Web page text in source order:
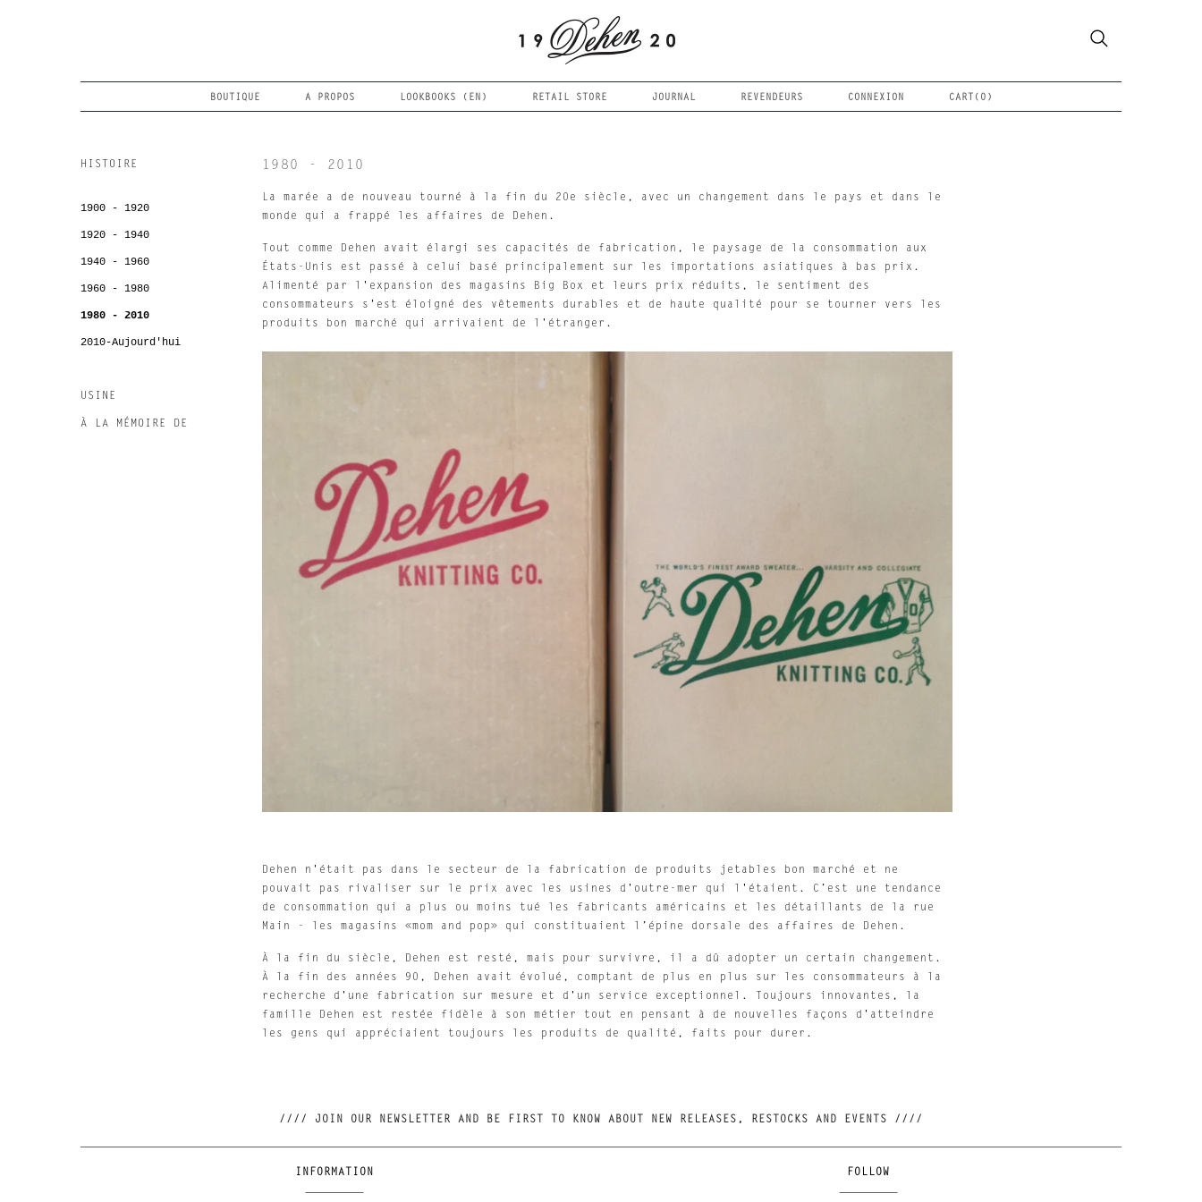
BOUTIQUE A PROPOS LOOKBOOKS (EN) RETAIL STORE JOURNAL REVENDEURS CONNEXION CART( 0 )
Rechercher
dans
HISTOIRE
1900 - 1920
1920 - 1940
1940 - 1960
1960 - 1980
1980 - 2010
2010-Aujourd'hui
USINE
À LA MÉMOIRE DE
1980 - 2010
La marée a de nouveau tourné à la fin du 20e siècle, avec un changement dans le pays et dans le
monde qui a frappé les affaires de Dehen.
Tout comme Dehen avait élargi ses capacités de fabrication, le paysage de la consommation aux
États-Unis est passé à celui basé principalement sur les importations asiatiques à bas prix.
Alimenté par l'expansion des magasins Big Box et leurs prix réduits, le sentiment des
consommateurs s'est éloigné des vêtements durables et de haute qualité pour se tourner vers les
produits bon marché qui arrivaient de l'étranger.
Dehen n'était pas dans le secteur de la fabrication de produits jetables bon marché et ne
pouvait pas rivaliser sur le prix avec les usines d'outre-mer qui l'étaient. C’est une tendance
de consommation qui a plus ou moins tué les fabricants américains et les détaillants de la rue
Main - les magasins «mom and pop» qui constituaient l’épine dorsale des affaires de Dehen.
À la fin du siècle, Dehen est resté, mais pour survivre, il a dû adopter un certain changement.
À la fin des années 90, Dehen avait évolué, comptant de plus en plus sur les consommateurs à la
recherche d'une fabrication sur mesure et d'un service exceptionnel. Toujours innovantes, la
famille Dehen est restée fidèle à son métier tout en pensant à de nouvelles façons d'atteindre
les gens qui appréciaient toujours les produits de qualité, faits pour durer.
//// JOIN OUR NEWSLETTER AND BE FIRST TO KNOW ABOUT NEW RELEASES, RESTOCKS AND EVENTS ////
INFORMATION FOLLOW